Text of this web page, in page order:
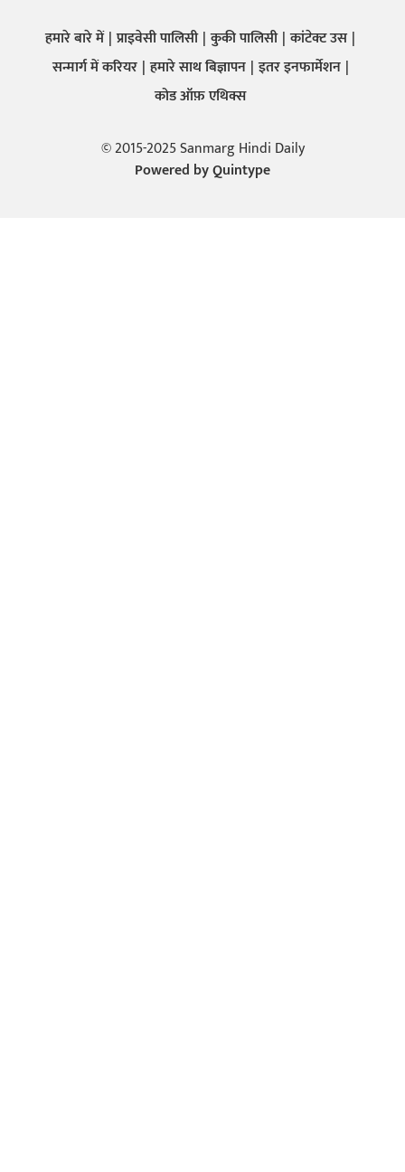
हमारे बारे में प्राइवेसी पालिसी कुकी पालिसी कांटेक्ट उस
सन्मार्ग में करियर हमारे साथ बिज्ञापन इतर इनफार्मेशन
कोड ऑफ़ एथिक्स
© 2015-2025 Sanmarg Hindi Daily
Powered byQuintype